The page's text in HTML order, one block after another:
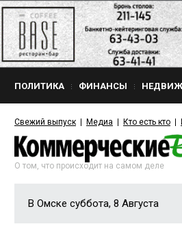
ПОЛИТИКА ФИНАНСЫ
Свежий выпуск Медиа Кто есть кто
О том, что происходит на самом деле
В Омске суббота, 8 Августа